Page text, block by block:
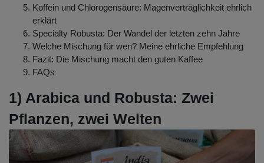
Koffein und Chlorogensäure: Magenverträglichkeit ehrlich
erklärt
Specialty Robusta: Der Wandel der letzten zehn Jahre
Welche Mischung für wen? Meine ehrliche Empfehlung
Fazit: Die Mischung macht den guten Kaffee
FAQs
1) Arabica und Robusta: Zwei
Pflanzen, zwei Welten